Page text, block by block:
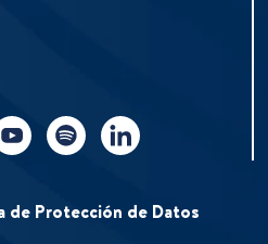
de Protección de Datos